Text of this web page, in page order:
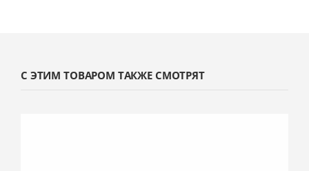
С ЭТИМ ТОВАРОМ ТАКЖЕ СМОТРЯТ